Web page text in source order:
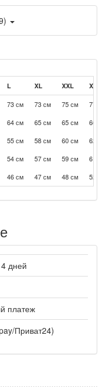
L XL XXL XXXL
73 см 73 см 75 см
77 см
64 см 65 см 65 см
66 см
55 см 58 см 60 см
62 см
54 см 57 см 59 см
61 см
46 см 47 см 48 см 52 см
дней
платеж
Приват24)